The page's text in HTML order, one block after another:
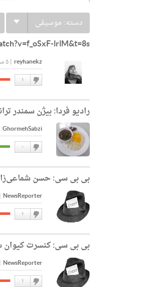
دسته: موسیقی
lrlM&t=8s:
reyhanekz
|۵ سال قبل
۱
نداشتن
رادیو فردا:بیژن سمندر
GhormehSabzi
۰
نداشتن
بی بی سی:حسن
NewsReporter
۱
نداشتن
بی بی سی:کنسرت کیوان
NewsReporter
۱